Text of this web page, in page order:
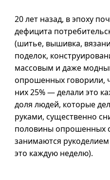
20 лет назад, в эпоху
дефицита
(шитье, вышивка,
поделок,
массовым и даже
опрошенных говорили,
них 25% — делали это
доля людей, которые
руками, существенно
половины опрошенных
занимаются
это каждую неделю).